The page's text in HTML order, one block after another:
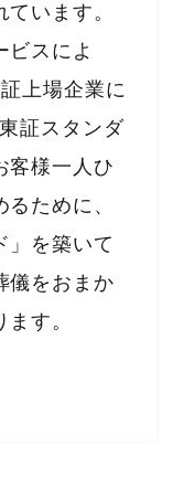
います。
スによ
上場企業に
証スタンダ
客様一人ひ
ために、
」を築いて
儀をおまか
す。